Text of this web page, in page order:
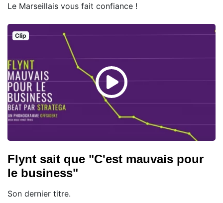
Le Marseillais vous fait confiance !
Clip
Flynt sait que "C'est mauvais pour
le business"
Son dernier titre.